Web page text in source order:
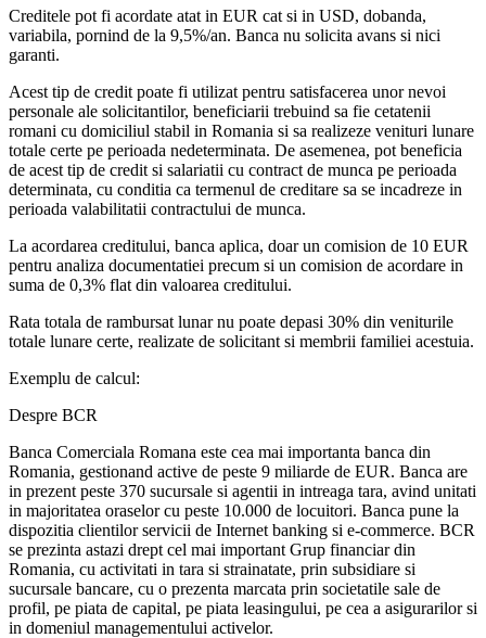
Creditele pot fi acordate atat in EUR cat si in USD, dobanda,
variabila, pornind de la 9,5%/an. Banca nu solicita avans si nici
garanti.
Acest tip de credit poate fi utilizat pentru satisfacerea unor nevoi
personale ale solicitantilor, beneficiarii trebuind sa fie cetatenii
romani cu domiciliul stabil in Romania si sa realizeze venituri lunare
totale certe pe perioada nedeterminata. De asemenea, pot beneficia
de acest tip de credit si salariatii cu contract de munca pe perioada
determinata, cu conditia ca termenul de creditare sa se incadreze in
perioada valabilitatii contractului de munca.
La acordarea creditului, banca aplica, doar un comision de 10 EUR
pentru analiza documentatiei precum si un comision de acordare in
suma de 0,3% flat din valoarea creditului.
Rata totala de rambursat lunar nu poate depasi 30% din veniturile
totale lunare certe, realizate de solicitant si membrii familiei acestuia.
Exemplu de calcul:
Despre BCR
Banca Comerciala Romana este cea mai importanta banca din
Romania, gestionand active de peste 9 miliarde de EUR. Banca are
in prezent peste 370 sucursale si agentii in intreaga tara, avind unitati
in majoritatea oraselor cu peste 10.000 de locuitori. Banca pune la
dispozitia clientilor servicii de Internet banking si e-commerce. BCR
se prezinta astazi drept cel mai important Grup financiar din
Romania, cu activitati in tara si strainatate, prin subsidiare si
sucursale bancare, cu o prezenta marcata prin societatile sale de
profil, pe piata de capital, pe piata leasingului, pe cea a asigurarilor si
in domeniul managementului activelor.